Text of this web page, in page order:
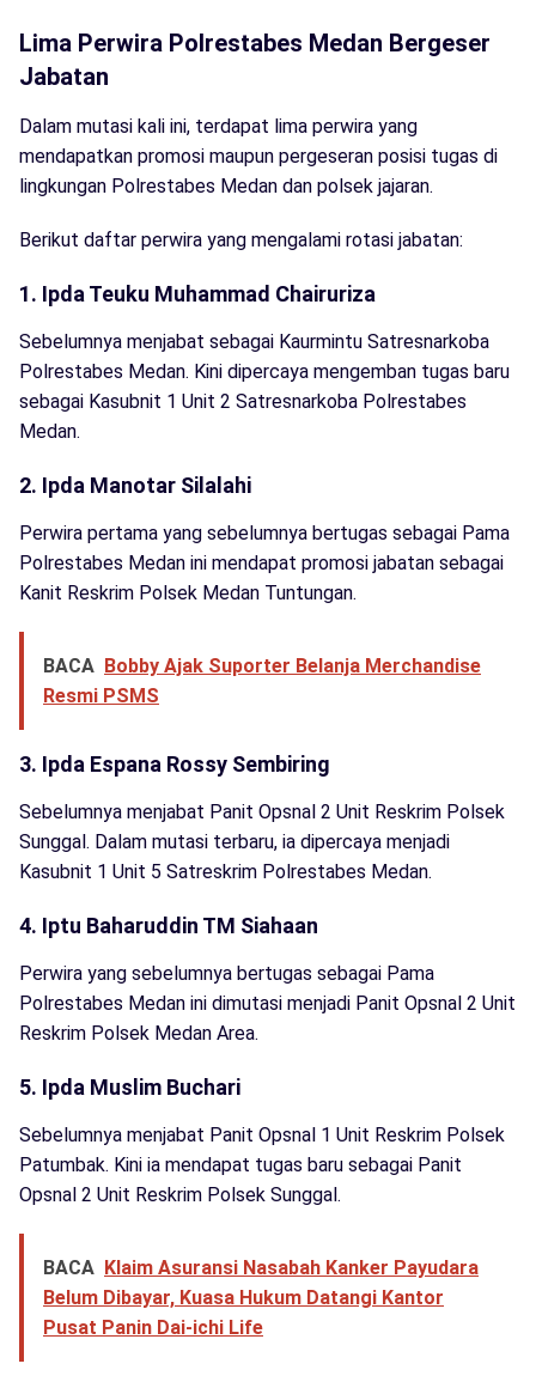
Lima Perwira Polrestabes Medan Bergeser
Jabatan
Dalam mutasi kali ini, terdapat lima perwira yang
mendapatkan promosi maupun pergeseran posisi tugas di
lingkungan Polrestabes Medan dan polsek jajaran.
Berikut daftar perwira yang mengalami rotasi jabatan:
1. Ipda Teuku Muhammad Chairuriza
Sebelumnya menjabat sebagai Kaurmintu Satresnarkoba
Polrestabes Medan. Kini dipercaya mengemban tugas baru
sebagai Kasubnit 1 Unit 2 Satresnarkoba Polrestabes
Medan.
2. Ipda Manotar Silalahi
Perwira pertama yang sebelumnya bertugas sebagai Pama
Polrestabes Medan ini mendapat promosi jabatan sebagai
Kanit Reskrim Polsek Medan Tuntungan.
BACA Bobby Ajak Suporter Belanja Merchandise
Resmi PSMS
3. Ipda Espana Rossy Sembiring
Sebelumnya menjabat Panit Opsnal 2 Unit Reskrim Polsek
Sunggal. Dalam mutasi terbaru, ia dipercaya menjadi
Kasubnit 1 Unit 5 Satreskrim Polrestabes Medan.
4. Iptu Baharuddin TM Siahaan
Perwira yang sebelumnya bertugas sebagai Pama
Polrestabes Medan ini dimutasi menjadi Panit Opsnal 2 Unit
Reskrim Polsek Medan Area.
5. Ipda Muslim Buchari
Sebelumnya menjabat Panit Opsnal 1 Unit Reskrim Polsek
Patumbak. Kini ia mendapat tugas baru sebagai Panit
Opsnal 2 Unit Reskrim Polsek Sunggal.
BACA Klaim Asuransi Nasabah Kanker Payudara
Belum Dibayar, Kuasa Hukum Datangi Kantor
Pusat Panin Dai-ichi Life